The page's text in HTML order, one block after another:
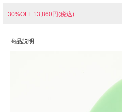
30%OFF:13,860円(税込)
商品説明